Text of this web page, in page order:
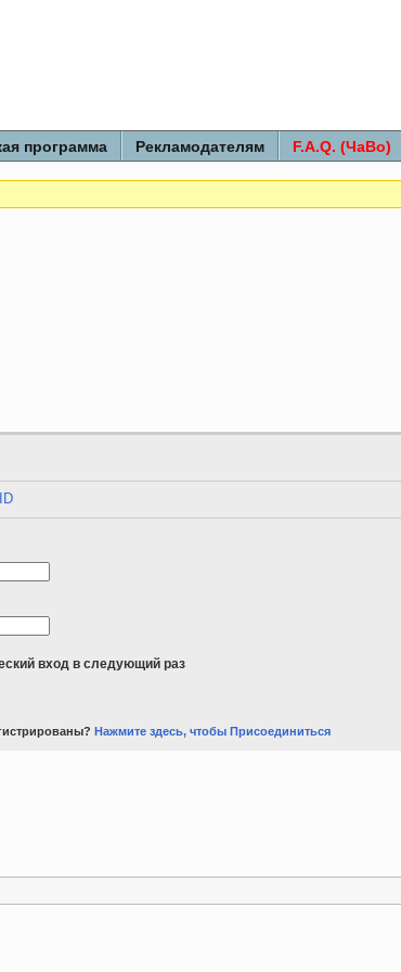
программа Рекламодателям F.A.Q. (ЧаВо)
вход в следующий раз
Нажмите здесь, чтобы Присоединиться